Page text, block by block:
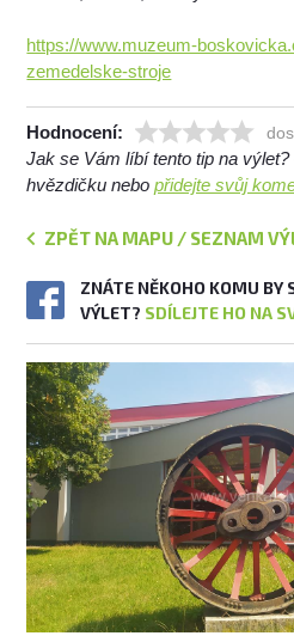
https://www.muzeum-
zemedelske-stroje
Hodnocení:
Jak se Vám líbí tento tip na
hvězdičku nebopřidejte svůj
ZPĚT NA MAPU / SEZNAM
ZNÁTE NĚKOHO KOMU
VÝLET? SDÍLEJTE HO NA